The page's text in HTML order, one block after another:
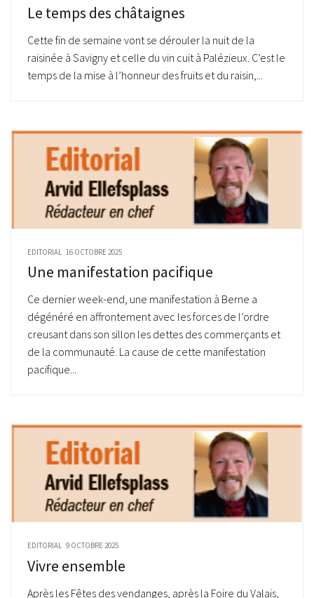
Le temps des châtaignes
Cette fin de semaine vont se dérouler la nuit de la
raisinée à Savigny et celle du vin cuit à Palézieux. C’est le
temps de la mise à l’honneur des fruits et du raisin,...
EDITORIAL 16 OCTOBRE 2025
Une manifestation pacifique
Ce dernier week-end, une manifestation à Berne a
dégénéré en affrontement avec les forces de l’ordre
creusant dans son sillon les dettes des commerçants et
de la communauté. La cause de cette manifestation
pacifique...
EDITORIAL 9 OCTOBRE 2025
Vivre ensemble
Après les Fêtes des vendanges, après la Foire du Valais,